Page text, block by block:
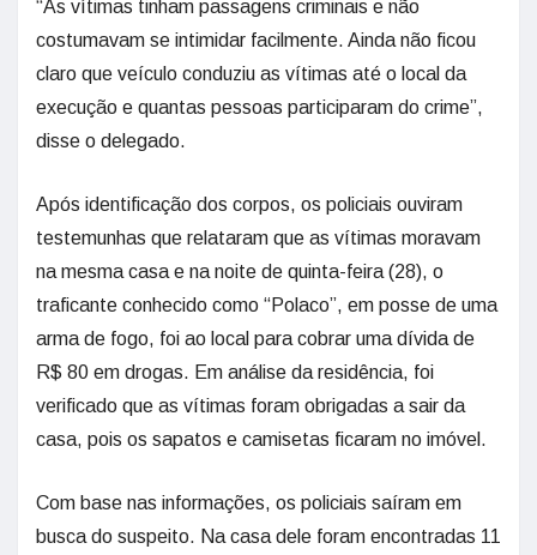
“As vítimas tinham passagens criminais e não
costumavam se intimidar facilmente. Ainda não ficou
claro que veículo conduziu as vítimas até o local da
execução e quantas pessoas participaram do crime”,
disse o delegado.
Após identificação dos corpos, os policiais ouviram
testemunhas que relataram que as vítimas moravam
na mesma casa e na noite de quinta-feira (28), o
traficante conhecido como “Polaco”, em posse de uma
arma de fogo, foi ao local para cobrar uma dívida de
R$ 80 em drogas. Em análise da residência, foi
verificado que as vítimas foram obrigadas a sair da
casa, pois os sapatos e camisetas ficaram no imóvel.
Com base nas informações, os policiais saíram em
busca do suspeito. Na casa dele foram encontradas 11